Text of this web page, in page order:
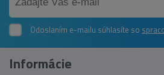
Odoslaním e-mailu súhlasíte so
Informácie